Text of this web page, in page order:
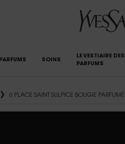
PARFUMS SOINS
LE VESTIAIRE DES
PARFUMS
6 PLACE SAINT SULPICE BOUGIE